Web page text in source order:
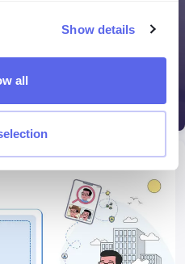
Show details
all
价，很容易让你做出错误
出发前更加失望的心情结
图片搜索**如何彻底改变
陷阱！